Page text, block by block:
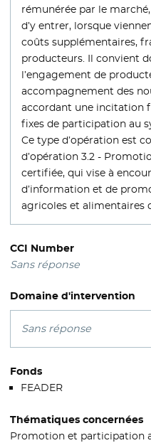
rémunérée par le
d’y entrer, lorsque
coûts supplémentaires,
producteurs. Il convient
l’engagement de
accompagnement des
accordant une incitation
fixes de participation au
Ce type d’opération est
d’opération 3.2 -
certifiée, qui vise à
d’information et de
agricoles et alimentaires
CCI Number
Sans réponse
Domaine d'intervention
Sans réponse
Fonds
FEADER
Thématiques concernées
Promotion et participation